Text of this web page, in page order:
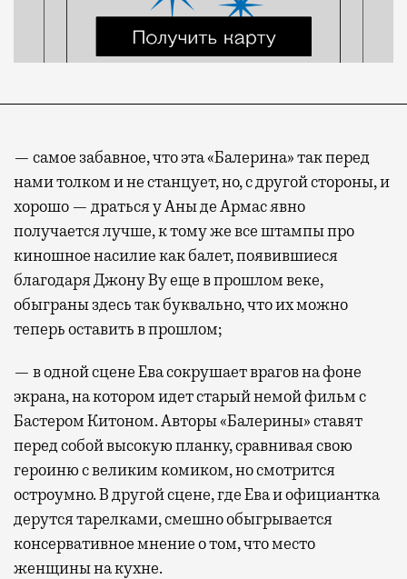
— самое забавное, что эта «Балерина» так перед
нами толком и не станцует, но, с другой стороны, и
хорошо — драться у Аны де Армас явно
получается лучше, к тому же все штампы про
киношное насилие как балет, появившиеся
благодаря Джону Ву еще в прошлом веке,
обыграны здесь так буквально, что их можно
теперь оставить в прошлом;
— в одной сцене Ева сокрушает врагов на фоне
экрана, на котором идет старый немой фильм с
Бастером Китоном. Авторы «Балерины» ставят
перед собой высокую планку, сравнивая свою
героиню с великим комиком, но смотрится
остроумно. В другой сцене, где Ева и официантка
дерутся тарелками, смешно обыгрывается
консервативное мнение о том, что место
женщины на кухне.